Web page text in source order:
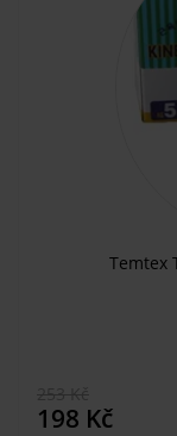
Temtex
198 Kč